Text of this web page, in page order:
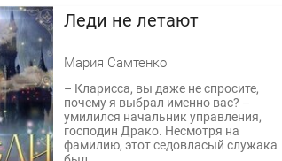
Леди не летают
Мария Самтенко
– Кларисса, вы даже не спросите,
почему я выбрал именно вас? –
умилился начальник управления,
господин Драко. Несмотря на
фамилию, этот седовласый служака